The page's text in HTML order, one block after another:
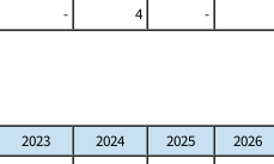
- 4
-
2023 2024 2025
2026